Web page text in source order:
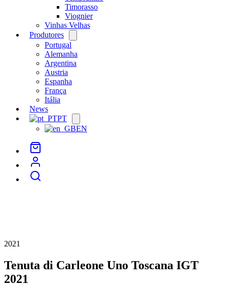
Timorasso
Viognier
Vinhas Velhas
Produtores
menu
Portugal
Alemanha
Argentina
Austria
Espanha
França
Itália
News
PT
menu
EN
2021
Tenuta di Carleone Uno Toscana IGT
2021